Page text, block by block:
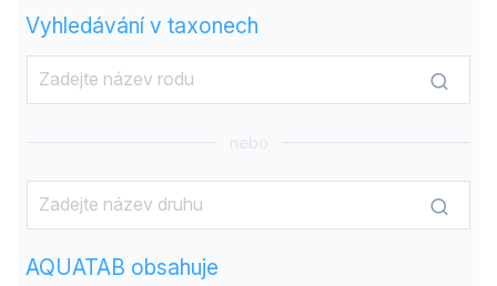
Vyhledávání v taxonech
nebo
AQUATAB obsahuje